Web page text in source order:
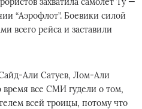
“Аэрофлот”. Боевики силой
всего рейса и заставили
Али Сатуев, Лом-Али
время все СМИ гудели о том,
всей троицы, потому что